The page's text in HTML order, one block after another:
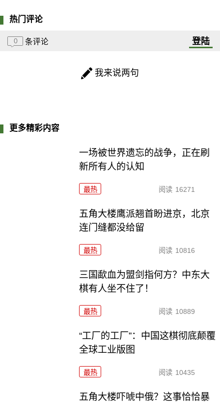
热门评论
0 条评论 登陆
我来说两句
更多精彩内容
一场被世界遗忘的战争，正在刷
新所有人的认知
最热 阅读 16271
五角大楼鹰派翘首盼进京，北京
连门缝都没给留
最热 阅读 10816
三国歃血为盟剑指何方？中东大
棋有人坐不住了！
最热 阅读 10889
“工厂的工厂”：中国这棋彻底颠覆
全球工业版图
最热 阅读 10435
五角大楼吓唬中俄？这事恰恰暴